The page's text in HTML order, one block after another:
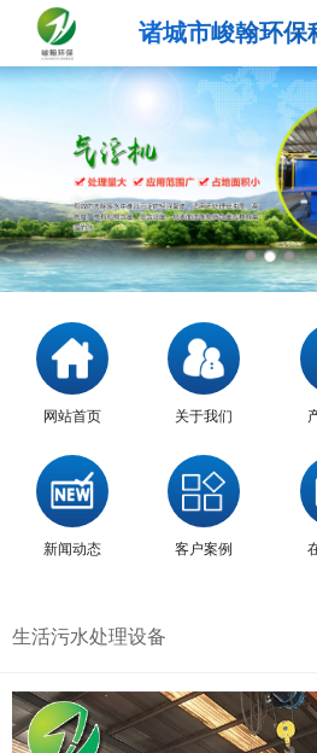
诸城市峻翰环保
网站首页 关于我们
新闻动态 客户案例
生活污水处理设备